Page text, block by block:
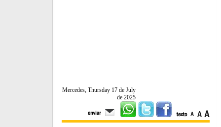
Mercedes, Thursday 17 de July
de 2025